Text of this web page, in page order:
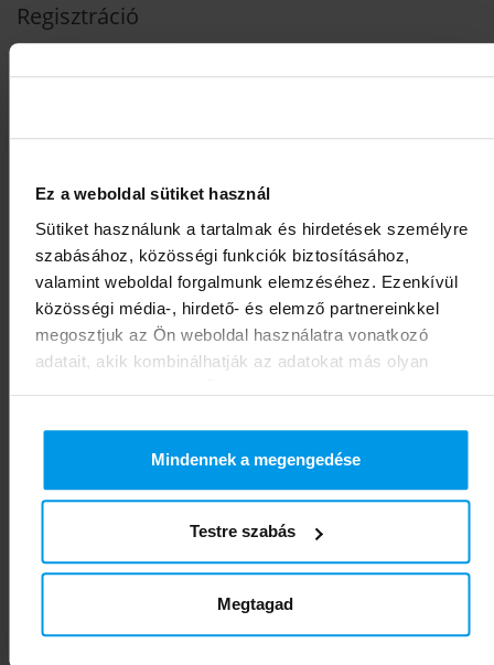
Ez a weboldal sütiket használ
Sütiket használunk a tartalmak és hirdetések személyre
szabásához, közösségi funkciók biztosításához,
valamint weboldal forgalmunk elemzéséhez. Ezenkívül
közösségi média-, hirdető- és elemző partnereinkkel
megosztjuk az Ön weboldal használatra vonatkozó
adatait, akik kombinálhatják az adatokat más olyan
Mindennek a megengedése
Testre szabás
Megtagad
Regisztráció
Adatkezelési Tájékoztatótartalmát a regisztráció előtt
önkéntesen hozzájárulok ahhoz, hogy a regisztráció során
megadott személyes adataimat a KRIO Intézet Zrt. az
Adatkezelési Tájékoztatóbanmegadott feltételek szerint kezelje.
Kijelentem, hogy az általam megadott adatok valósak, azok
megadására jogosult vagyok.